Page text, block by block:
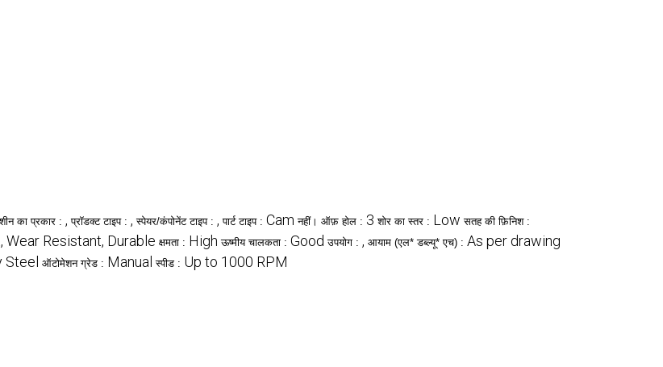
का प्रकार : , प्रॉडक्ट टाइप : , स्पेयर/कंपोनेंट टाइप : , पार्ट टाइप : Cam नहीं। ऑफ़ होल : 3 शोर का स्तर : Low सतह की फ़िनिश :
Wear Resistant, Durable क्षमता : High ऊष्मीय चालकता : Good उपयोग : , आयाम (एल* डब्ल्यू* एच) : As per drawing
Steel ऑटोमेशन ग्रेड : Manual स्पीड : Up to 1000 RPM